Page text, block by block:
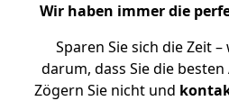
Wir haben immer die
Sparen Sie sich die Zeit
darum, dass Sie die
Zögern Sie nicht und